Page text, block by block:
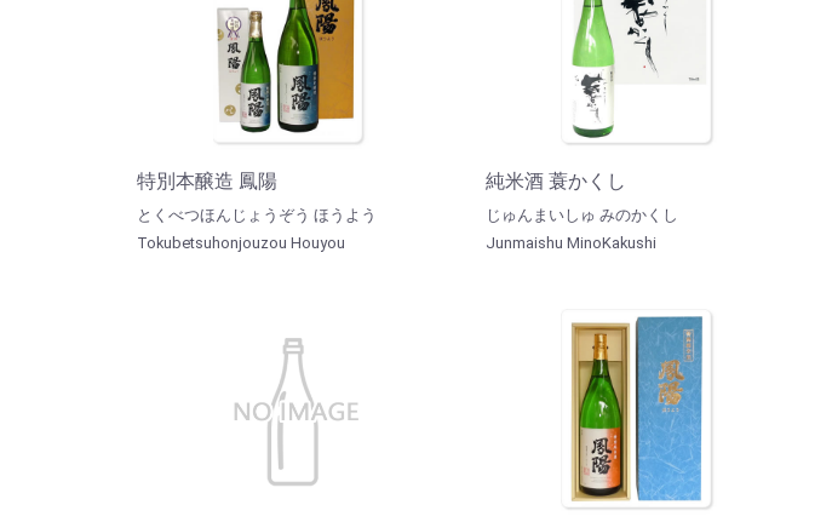
特別本醸造 鳳陽
とくべつほんじょうぞう ほうよう
Tokubetsuhonjouzou Houyou
純米酒 蓑かくし
じゅんまいしゅ みのかくし
Junmaishu MinoKakushi